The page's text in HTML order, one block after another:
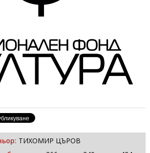
ТИХОМИР ЦЪРОВ